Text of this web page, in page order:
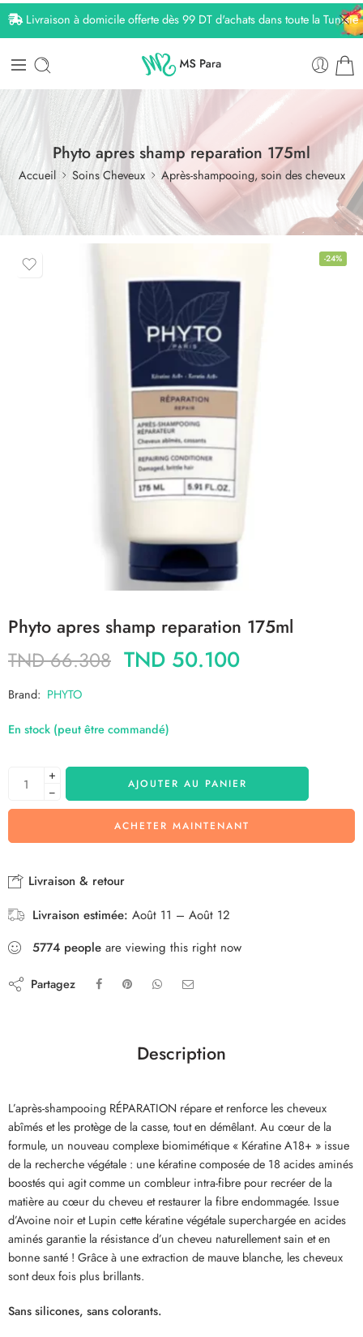
Livraison à domicile offerte dès 99 DT d'achats dans toute la Tunisie
Phyto apres shamp reparation 175ml
Accueil Soins Cheveux Après-shampooing, soin des cheveux
-24%
Phyto apres shamp reparation 175ml
TND66.308 TND 50.100
Brand: PHYTO
En stock (peut être commandé)
+
−
AJOUTER AU PANIER
ACHETER MAINTENANT
Livraison & retour
Livraison estimée: Août 11 – Août 12
5774 people are viewing this right now
Partagez
Description
L’après-shampooing RÉPARATION répare et renforce les cheveux
abîmés et les protège de la casse, tout en démêlant. Au cœur de la
formule, un nouveau complexe biomimétique « Kératine A18+ » issue
de la recherche végétale : une kératine composée de 18 acides aminés
boostés qui agit comme un combleur intra-fibre pour recréer de la
matière au cœur du cheveu et restaurer la fibre endommagée. Issue
d’Avoine noir et Lupin cette kératine végétale superchargée en acides
aminés garantie la résistance d’un cheveu naturellement sain et en
bonne santé ! Grâce à une extraction de mauve blanche, les cheveux
sont deux fois plus brillants.​
Sans silicones, sans colorants.